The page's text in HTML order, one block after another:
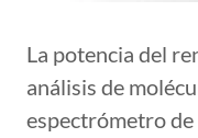
La potencia del
análisis de
espectrómetro